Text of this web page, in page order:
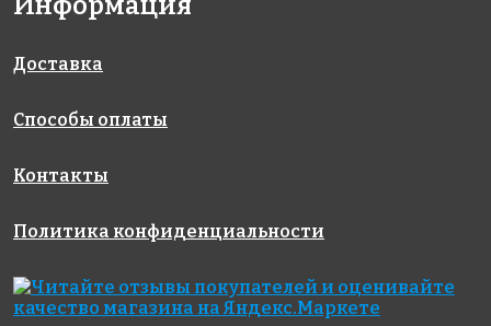
Rose GA 66(1)
Rose G 36
Rose CA
121(1)
327x327
Rose GBS01G
327x327
Rose A 161
327x327
Доставка
Способы оплаты
Контакты
Политика конфиденциальности